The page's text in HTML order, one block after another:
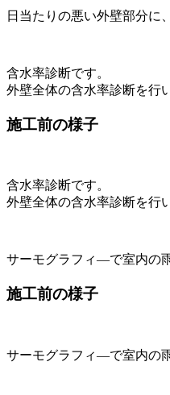
日当たりの悪い外壁部分に
含水率診断です。
外壁全体の含水率診断を行
施工前の様子
含水率診断です。
外壁全体の含水率診断を行
サーモグラフィ―で室内の
施工前の様子
サーモグラフィ―で室内の